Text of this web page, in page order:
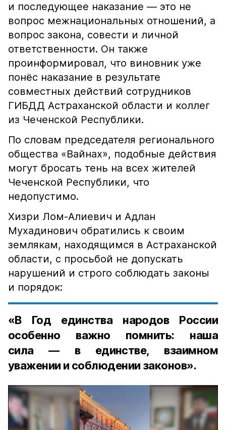
и последующее наказание — это не
вопрос межнациональных отношений, а
вопрос закона, совести и личной
ответственности. Он также
проинформировал, что виновник уже
понёс наказание в результате
совместных действий сотрудников
ГИБДД Астраханской области и коллег
из Чеченской Республики.
По словам председателя регионального
общества «Вайнах», подобные действия
могут бросать тень на всех жителей
Чеченской Республики, что
недопустимо.
Хизри Лом-Алиевич и Адлан
Мухадинович обратились к своим
землякам, находящимся в Астраханской
области, с просьбой не допускать
нарушений и строго соблюдать законы
и порядок:
«В Год единства народов России
особенно важно помнить: наша
сила — в единстве, взаимном
уважении и соблюдении законов».